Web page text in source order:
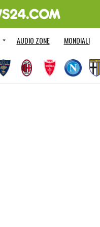
AUDIO ZONE MONDIALI